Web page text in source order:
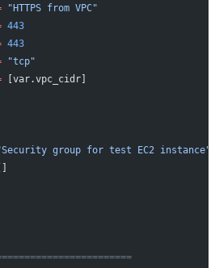
"HTTPS from VPC"
443
443
"tcp"
[var.vpc_cidr]
group for test EC2 instance"